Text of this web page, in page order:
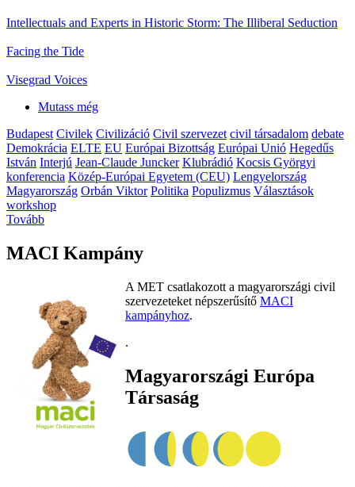
Intellectuals and Experts in Historic Storm: The Illiberal Seduction
Facing the Tide
Visegrad Voices
Mutass még
Budapest Civilek Civilizáció Civil szervezet civil társadalom debate
Demokrácia ELTE EU Európai Bizottság Európai Unió Hegedűs
István Interjú Jean-Claude Juncker Klubrádió Kocsis Györgyi
konferencia Közép-Európai Egyetem (CEU) Lengyelország
Magyarország Orbán Viktor Politika Populizmus Választások
workshop
Tovább
MACI Kampány
A MET csatlakozott a magyarországi civil
szervezeteket népszerűsítő MACI
kampányhoz.
.
Magyarországi Európa
Társaság